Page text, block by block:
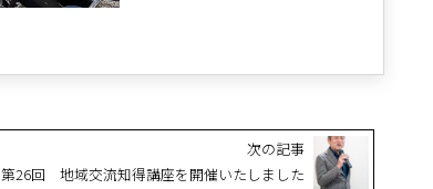
次の記事
第26回 地域交流知得講座を開催いたしました